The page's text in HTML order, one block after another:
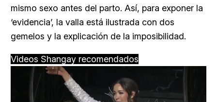
mismo sexo antes del parto. Así, para exponer la
‘evidencia’, la valla está ilustrada con dos
gemelos y la explicación de la imposibilidad.
Videos Shangay recomendados